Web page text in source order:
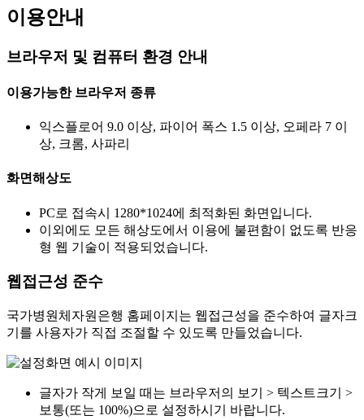
이용안내
브라우저 및 컴퓨터 환경 안내
이용가능한 브라우저 종류
익스플로어 9.0 이상, 파이어 폭스 1.5 이상, 오페라 7 이
상, 크롬, 사파리
화면해상도
PC로 접속시 1280*1024에 최적화된 화면입니다.
이외에도 모든 해상도에서 이용에 불편함이 없도록 반응
형 웹 기술이 적용되었습니다.
웹접근성 준수
국가병원체자원은행 홈페이지는 웹접근성을 준수하여 글자크
기를 사용자가 직접 조절할 수 있도록 만들었습니다.
글자가 작게 보일 때는 브라우저의 보기 > 텍스트크기 >
보통(또는 100%)으로 설정하시기 바랍니다.